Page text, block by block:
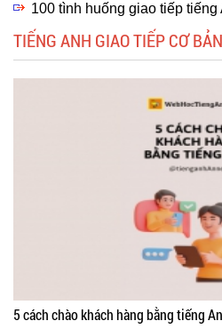
100 tình huống giao tiếp tiếng
TIẾNG ANH GIAO TIẾP CƠ BẢN
5 cách chào khách hàng bằng tiếng